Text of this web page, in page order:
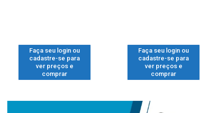
Faça seu login ou
cadastre-se para
ver preços e
comprar
Faça seu login ou
cadastre-se para
ver preços e
comprar